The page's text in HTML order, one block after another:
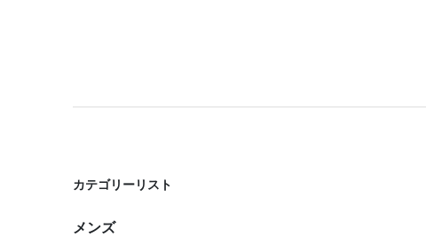
カテゴリーリスト
メンズ